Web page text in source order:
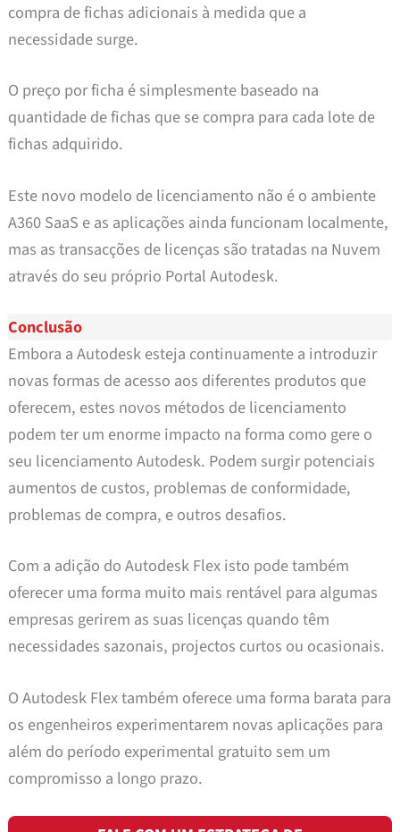
compra de fichas adicionais à medida que a
necessidade surge.
O preço por ficha é simplesmente baseado na
quantidade de fichas que se compra para cada lote de
fichas adquirido.
Este novo modelo de licenciamento não é o ambiente
A360 SaaS e as aplicações ainda funcionam localmente,
mas as transacções de licenças são tratadas na Nuvem
através do seu próprio Portal Autodesk.
Conclusão
Embora a Autodesk esteja continuamente a introduzir
novas formas de acesso aos diferentes produtos que
oferecem, estes novos métodos de licenciamento
podem ter um enorme impacto na forma como gere o
seu licenciamento Autodesk. Podem surgir potenciais
aumentos de custos, problemas de conformidade,
problemas de compra, e outros desafios.
Com a adição do Autodesk Flex isto pode também
oferecer uma forma muito mais rentável para algumas
empresas gerirem as suas licenças quando têm
necessidades sazonais, projectos curtos ou ocasionais.
O Autodesk Flex também oferece uma forma barata para
os engenheiros experimentarem novas aplicações para
além do período experimental gratuito sem um
compromisso a longo prazo.